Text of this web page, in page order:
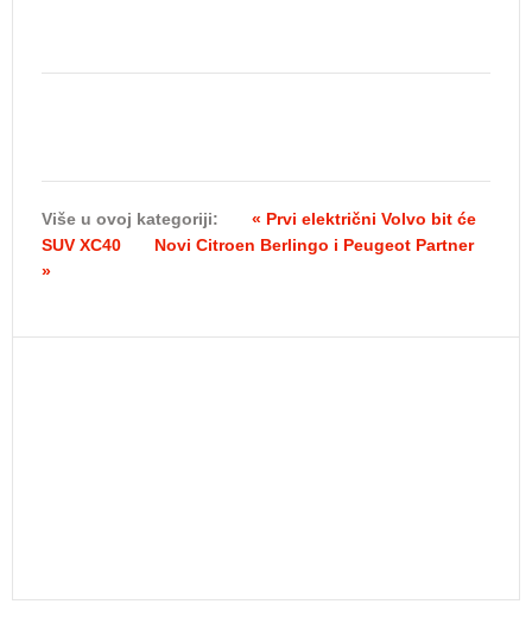
Više u ovoj kategoriji:
« Prvi električni Volvo bit će
SUV XC40
Novi Citroen Berlingo i Peugeot Partner
»